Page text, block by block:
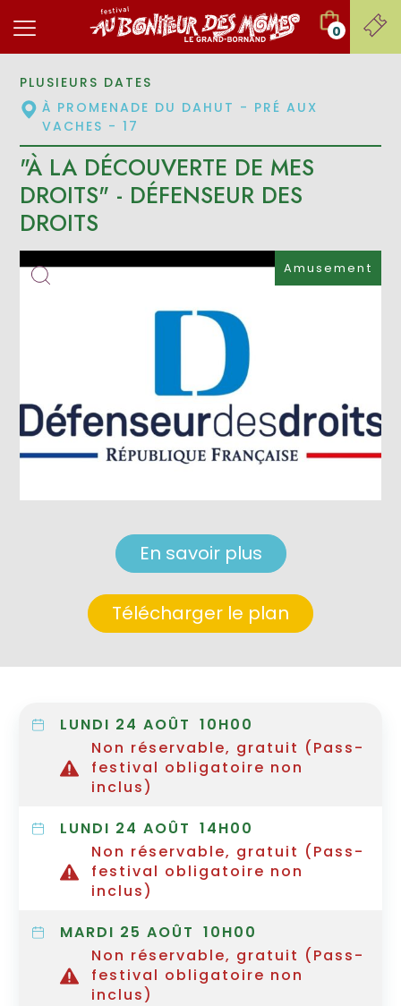
0
Télécharger le plan
En savoir plus
Amusement
PLUSIEURS DATES
À PROMENADE DU DAHUT - PRÉ AUX
VACHES - 17
"À LA DÉCOUVERTE DE MES
DROITS" - DÉFENSEUR DES
DROITS
LUNDI 24 AOÛT 10H00
Non réservable, gratuit (Pass-
festival obligatoire non
inclus)
LUNDI 24 AOÛT 14H00
Non réservable, gratuit (Pass-
festival obligatoire non
inclus)
MARDI 25 AOÛT 10H00
Non réservable, gratuit (Pass-
festival obligatoire non
inclus)